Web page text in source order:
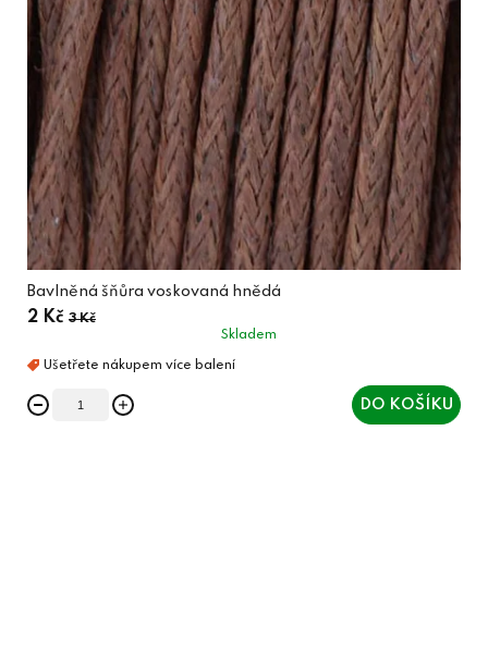
Bavlněná šňůra voskovaná hnědá
2 Kč 3 Kč
Skladem
DO KOŠÍKU